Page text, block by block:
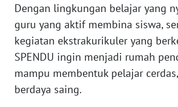
Dengan lingkungan belajar yang
guru yang aktif membina siswa,
kegiatan ekstrakurikuler yang
SPENDU ingin menjadi rumah
mampu membentuk pelajar
berdaya saing.
RIAU
WN
SERAMBI
WN
JAMBI